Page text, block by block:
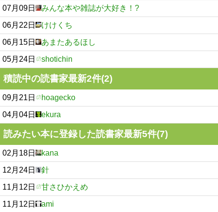
07月09日 みんな本や雑誌が大好き！?
06月22日 けけくち
06月15日 あまたあるほし
05月24日 shotichin
積読中の読書家最新2件(2)
09月21日 hoagecko
04月04日 ekura
読みたい本に登録した読書家最新5件(7)
02月18日 kana
12月24日 針
11月12日 甘さひかえめ
11月12日 ami